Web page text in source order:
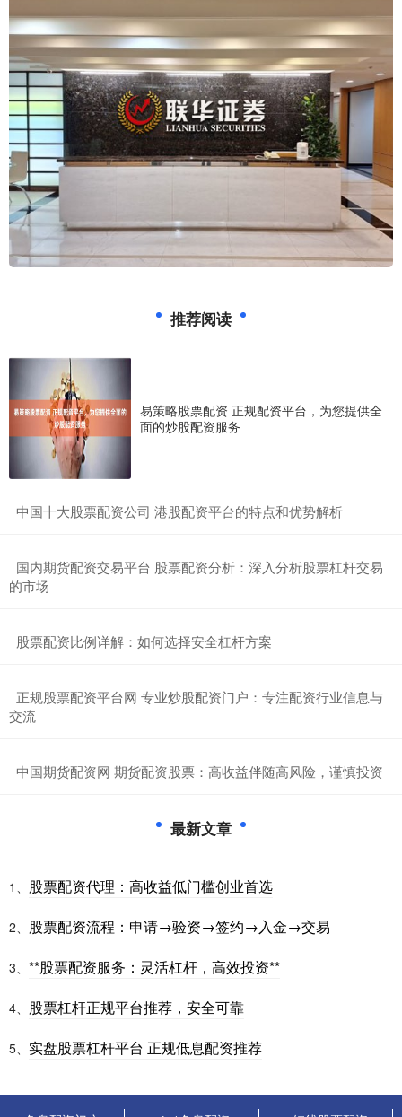
推荐阅读
易策略股票配资 正规配资平台，为您提供全
面的炒股配资服务
​中国十大股票配资公司 港股配资平台的特点和优势解析
​国内期货配资交易平台 股票配资分析：深入分析股票杠杆交易
的市场
​股票配资比例详解：如何选择安全杠杆方案
​正规股票配资平台网 专业炒股配资门户：专注配资行业信息与
交流
​中国期货配资网 期货配资股票：高收益伴随高风险，谨慎投资
最新文章
1、 股票配资代理：高收益低门槛创业首选
2、 股票配资流程：申请→验资→签约→入金→交易
3、 **股票配资服务：灵活杠杆，高效投资**
4、 股票杠杆正规平台推荐，安全可靠
5、 实盘股票杠杆平台 正规低息配资推荐